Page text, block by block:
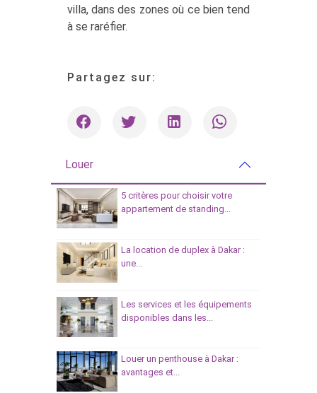
villa, dans des zones où ce bien tend
à se raréfier.
Partagez sur:
Louer
5 critères pour choisir votre
appartement de standing...
La location de duplex à Dakar :
une...
Les services et les équipements
disponibles dans les...
Louer un penthouse à Dakar :
avantages et...